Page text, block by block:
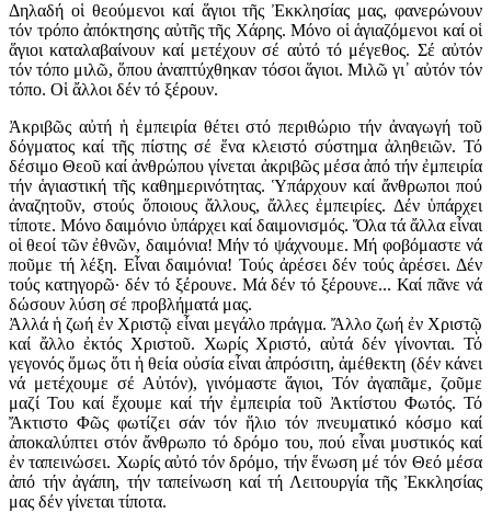
Δηλαδή οἱ θεούμενοι καί ἅγιοι τῆς Ἐκκλησίας μας, φανερώνουν
τόν τρόπο ἀπόκτησης αὐτῆς τῆς Χάρης. Μόνο οἱ ἁγιαζόμενοι καί οἱ
ἅγιοι καταλαβαίνουν καί μετέχουν σέ αὐτό τό μέγεθος. Σέ αὐτόν
τόν τόπο μιλῶ, ὅπου ἀναπτύχθηκαν τόσοι ἅγιοι. Μιλῶ γι᾽ αὐτόν τόν
τόπο. Οἱ ἄλλοι δέν τό ξέρουν.
Ἀκριβῶς αὐτή ἡ ἐμπειρία θέτει στό περιθώριο τήν ἀναγωγή τοῦ
δόγματος καί τῆς πίστης σέ ἕνα κλειστό σύστημα ἀληθειῶν. Τό
δέσιμο Θεοῦ καί ἀνθρώπου γίνεται ἀκριβῶς μέσα ἀπό τήν ἐμπειρία
τήν ἁγιαστική τῆς καθημερινότητας. Ὑπάρχουν καί ἄνθρωποι πού
ἀναζητοῦν, στούς ὅποιους ἄλλους, ἄλλες ἐμπειρίες. Δέν ὑπάρχει
τίποτε. Μόνο δαιμόνιο ὑπάρχει καί δαιμονισμός. Ὅλα τά ἄλλα εἶναι
οἱ θεοί τῶν ἐθνῶν, δαιμόνια! Μήν τό ψάχνουμε. Μή φοβόμαστε νά
ποῦμε τή λέξη. Εἶναι δαιμόνια! Τούς ἀρέσει δέν τούς ἀρέσει. Δέν
τούς κατηγορῶ· δέν τό ξέρουνε. Μά δέν τό ξέρουνε... Καί πᾶνε νά
δώσουν λύση σέ προβλήματά μας.
Ἀλλά ἡ ζωή ἐν Χριστῷ εἶναι μεγάλο πράγμα. Ἄλλο ζωή ἐν Χριστῷ
καί ἄλλο ἐκτός Χριστοῦ. Χωρίς Χριστό, αὐτά δέν γίνονται. Τό
γεγονός ὅμως ὅτι ἡ θεία οὐσία εἶναι ἀπρόσιτη, ἀμέθεκτη (δέν κάνει
νά μετέχουμε σέ Αὐτόν), γινόμαστε ἅγιοι, Τόν ἀγαπᾶμε, ζοῦμε
μαζί Του καί ἔχουμε καί τήν ἐμπειρία τοῦ Ἀκτίστου Φωτός. Τό
Ἄκτιστο Φῶς φωτίζει σάν τόν ἥλιο τόν πνευματικό κόσμο καί
ἀποκαλύπτει στόν ἄνθρωπο τό δρόμο του, πού εἶναι μυστικός καί
ἐν ταπεινώσει. Χωρίς αὐτό τόν δρόμο, τήν ἕνωση μέ τόν Θεό μέσα
ἀπό τήν ἀγάπη, τήν ταπείνωση καί τή Λειτουργία τῆς Ἐκκλησίας
μας δέν γίνεται τίποτα.